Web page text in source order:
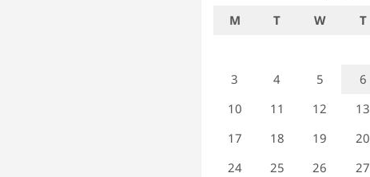
M
T W T
3
4 5 6
10
11 12 13
17
18 19 20
24
25 26 27